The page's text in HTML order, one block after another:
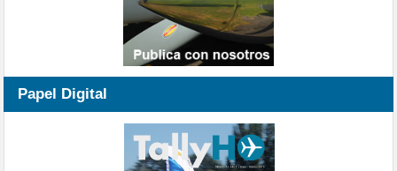
Papel Digital